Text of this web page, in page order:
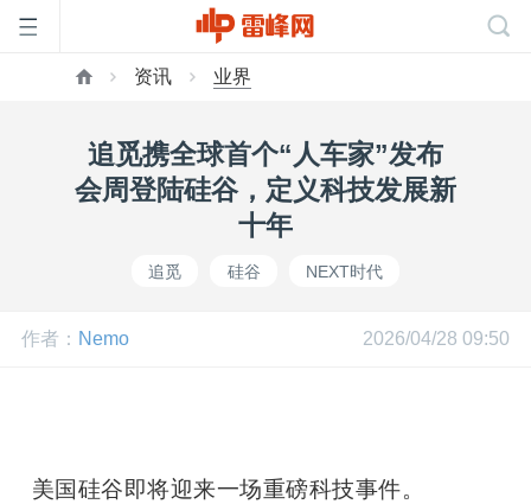
页
资讯 业界
追觅携全球首个“人车家”发布
会周登陆硅谷，定义科技发展新
十年
追觅 硅谷 NEXT时代
作者： Nemo 2026/04/28 09:50
美国硅谷即将迎来一场重磅科技事件。